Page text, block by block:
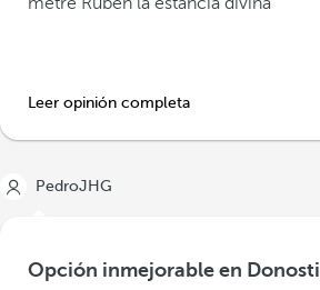
Leer opinión completa
PedroJHG
Opción inmejorable en Donosti